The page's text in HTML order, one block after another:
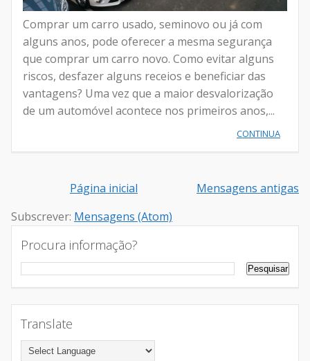
Comprar um carro usado, seminovo ou já com
alguns anos, pode oferecer a mesma segurança
que comprar um carro novo. Como evitar alguns
riscos, desfazer alguns receios e beneficiar das
vantagens? Uma vez que a maior desvalorização
de um automóvel acontece nos primeiros anos,...
CONTINUA
Mensagens antigas
Página inicial
Subscrever: Mensagens (Atom)
Procura informação?
Translate